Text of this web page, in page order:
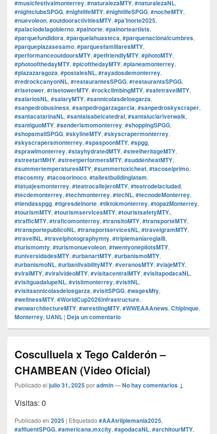
#musicfestivalmonterrey, #naturalezaMTY, #naturalezaNL,
#nightclubsSPGG, #nightlifeMTY, #nightlifeSPGG, #nocheMTY,
#nuevoleon, #outdooractivitiesMTY, #pa’lnorte2025,
#palaciodelagobierno, #palnorte, #palnorteartists,
#parquefundidora, #parquelahuasteca, #parquenacionalcumbres,
#parqueplazasesamo, #parquesfamiliaresMTY,
#performanceoutdoorsMTY, #petfriendlyMTY, #photoMTY,
#photoofthedayMTY, #picofthedayMTY, #planeamonterrey,
#plazazaragoza, #postalesNL, #rayadosdemonterrey,
#redrockcanyonNL, #restaurantesSPGG, #restaurantsSPGG,
#risetower, #risetowerMTY, #rockclimbingMTY, #safetravelMTY,
#salariosNL, #salaryMTY, #sannicolasdelosgarza,
#sanpedrobusiness, #sanpedrogarzagarcia, #sanpedroskyscraper,
#santacatarinaNL, #santaisabelcatedral, #santaluciariverwalk,
#santiguoMTY, #senderismomonterrey, #shoppingSPGG,
#shopsmallSPGG, #skylineMTY, #skyscrapermonterrey,
#skyscrapersmonterrey, #spaspoonMTY, #spgg,
#sprawlmonterrey, #stayhydratedMTY, #steelheritageMTY,
#streetartMHY, #streetperformersMTY, #suddenheatMTY,
#summertemperaturesMTY, #summertoxicheat, #tacoselprimo,
#tacosmty, #tacosorinoco, #tallestbuildinglatam,
#tatuajesmonterrey, #teatrocallejeroMTY, #teatrodelaciudad,
#tecdemonterrey, #techmonterrey, #tecNL, #tecnodeMonterrey,
#tiendasspgg, #tigresdelnorte, #tiktokmonterrey, #topazMonterrey,
#tourismMTY, #tourismservicesMTY, #touristsafetyMTY.,
#trafficMTY, #traficomonterrey, #transitoMTY, #transporteMTY,
#transportepublicoNL, #transportservicesNL, #travelgramMTY,
#travelNL, #travelphotographymty, #triplemaníaregiaIII,
#turismomty, #turismonuevoleon, #twentyonepilotsMTY,
#universidadesMTY, #urbanartMTY, #urbanismoMTY,
#urbanismoNL, #urbanlivabilityMTY, #veranosMTY, #viajeMTY,
#viralMTY, #viralvideoMTY, #visitacentralMTY, #visitapodacaNL,
#visitguadalupeNL, #visitmonterrey, #visitNL,
#visitsannicolasdelosgarza, #visitSPGG, #wagesMty,
#wellnessMTY, #WorldCup2026infrastructure,
#wowarchitectureMTY, #wrestlingMTY, #WWEAAAnews, Chipinque,
Monterrey, UANL | Deja un comentario
Cosculluela x Tego Calderón –
CHAMBEAN (Video Oficial)
Publicado el julio 31, 2025poradmin—No hay comentarios ↓
Visitas: 0
Publicado en 2025 | Etiquetado #AAAtriiplemania2025,
#affluentSPGG, #americana.mxcity, #apodacaNL, #architourMTY,